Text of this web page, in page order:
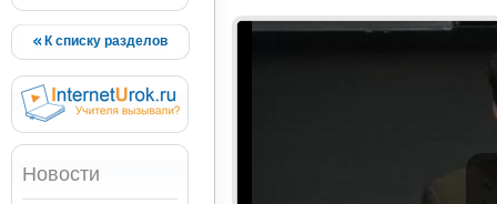
К списку разделов
Новости